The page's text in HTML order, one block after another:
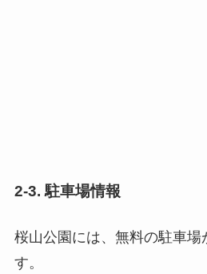
2-3. 駐車場情報
桜山公園には、無料の駐車場
す。